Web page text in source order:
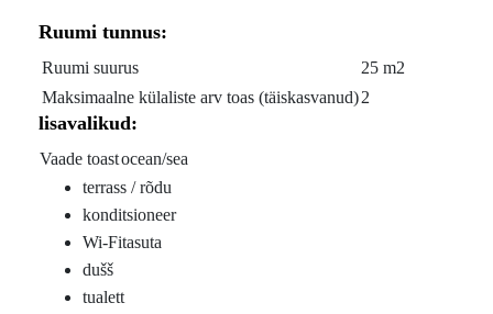
Ruumi tunnus:
Ruumi suurus
25 m2
Maksimaalne külaliste arv toas (täiskasvanud)2
lisavalikud:
Vaade toastocean/sea
terrass / rõdu
konditsioneer
Wi-Fitasuta
dušš
tualett